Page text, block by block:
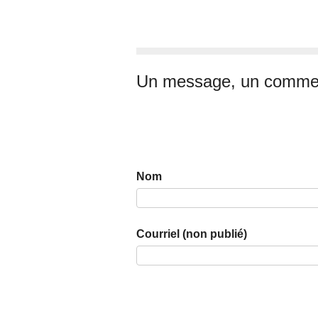
Un message, un
Nom
Courriel (non publié)